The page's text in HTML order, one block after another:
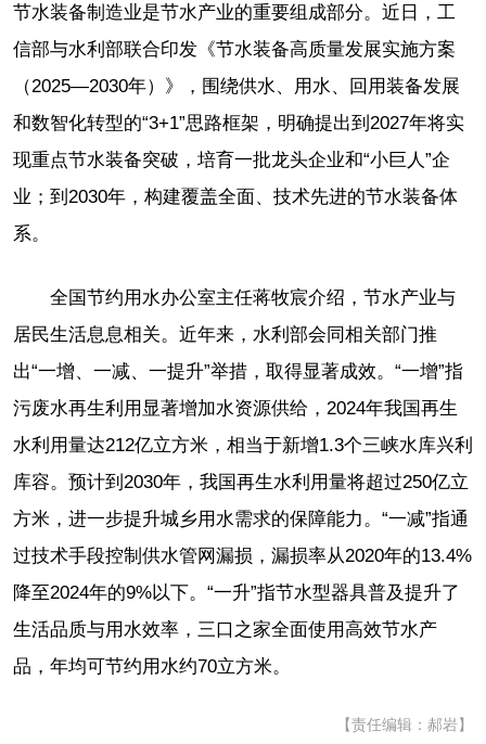
节水装备制造业是节水产业的重要组成部分。近日，工
信部与水利部联合印发《节水装备高质量发展实施方案
（2025—2030年）》，围绕供水、用水、回用装备发展
和数智化转型的“3+1”思路框架，明确提出到2027年将实
现重点节水装备突破，培育一批龙头企业和“小巨人”企
业；到2030年，构建覆盖全面、技术先进的节水装备体
系。
全国节约用水办公室主任蒋牧宸介绍，节水产业与
居民生活息息相关。近年来，水利部会同相关部门推
出“一增、一减、一提升”举措，取得显著成效。“一增”指
污废水再生利用显著增加水资源供给，2024年我国再生
水利用量达212亿立方米，相当于新增1.3个三峡水库兴利
库容。预计到2030年，我国再生水利用量将超过250亿立
方米，进一步提升城乡用水需求的保障能力。“一减”指通
过技术手段控制供水管网漏损，漏损率从2020年的13.4%
降至2024年的9%以下。“一升”指节水型器具普及提升了
生活品质与用水效率，三口之家全面使用高效节水产
品，年均可节约用水约70立方米。
【责任编辑：郝岩】